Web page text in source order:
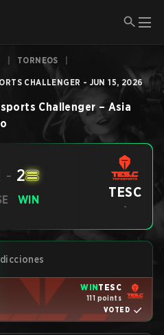
TORNEOS
CHALLENGER - JUN 15, 2026
Challenger – Asia
- 2
WIN TESC
-
WINTESC
111 points
VOTED